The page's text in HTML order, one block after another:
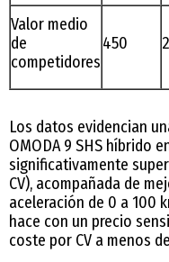
Valor medio
de
competidores
450
Los datos evidencian
OMODA 9 SHS híbrido
significativamente
CV), acompañada de
aceleración de 0 a 100
hace con un precio
coste por CV a menos